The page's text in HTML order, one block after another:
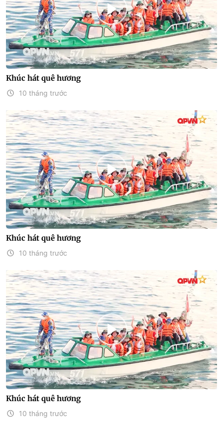
Khúc hát quê hương
10 tháng trước
Khúc hát quê hương
10 tháng trước
Khúc hát quê hương
10 tháng trước